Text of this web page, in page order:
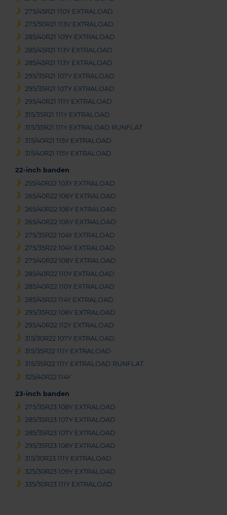
275/45R21 110Y EXTRALOAD
275/50R21 113V EXTRALOAD
285/40R21 109Y EXTRALOAD
285/45R21 113Y EXTRALOAD
285/45R21 113Y EXTRALOAD
295/35R21 107Y EXTRALOAD
295/35R21 107Y EXTRALOAD
295/40R21 111Y EXTRALOAD
315/35R21 111Y EXTRALOAD
315/35R21 111Y EXTRALOAD RUNFLAT
315/40R21 115Y EXTRALOAD
315/40R21 115Y EXTRALOAD
22-inch banden
255/40R22 103Y EXTRALOAD
265/40R22 106Y EXTRALOAD
265/40R22 106Y EXTRALOAD
265/40R22 106Y EXTRALOAD
275/35R22 104Y EXTRALOAD
275/35R22 104Y EXTRALOAD
275/40R22 108Y EXTRALOAD
285/40R22 110Y EXTRALOAD
285/40R22 110Y EXTRALOAD
285/45R22 114Y EXTRALOAD
295/35R22 108Y EXTRALOAD
295/40R22 112Y EXTRALOAD
315/30R22 107Y EXTRALOAD
315/35R22 111Y EXTRALOAD
315/35R22 111Y EXTRALOAD RUNFLAT
325/40R22 114Y
23-inch banden
275/35R23 108Y EXTRALOAD
285/35R23 107Y EXTRALOAD
285/35R23 107Y EXTRALOAD
295/35R23 108Y EXTRALOAD
315/30R23 111Y EXTRALOAD
325/30R23 109Y EXTRALOAD
335/30R23 111Y EXTRALOAD